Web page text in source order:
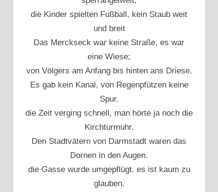
die Kinder spielten Fußball, kein Staub weit
und breit
Das Merckseck war keine Straße, es war
eine Wiese;
von Völgers am Anfang bis hinten ans Driese.
Es gab kein Kanal, von Regenpfützen keine
Spur.
die Zeit verging schnell, man hörte ja noch die
Kirchturmuhr.
Den Stadtvätern von Darmstadt waren das
Dornen in den Augen.
die Gasse wurde umgepflügt. es ist kaum zu
glauben.